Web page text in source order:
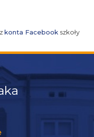
konta Facebook szkoły